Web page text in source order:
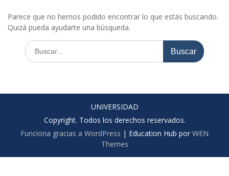
Parece que no hemos podido encontrar lo que estás buscando.
Quizá pueda ayudarte una búsqueda.
Buscar:
UNIVERSIDAD
Copyright. Todos los derechos reservados.
Funciona gracias a WordPress | Education Hub por WEN
Themes